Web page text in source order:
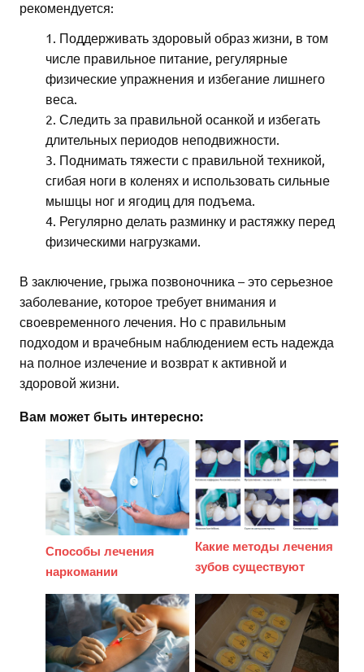
рекомендуется:
Поддерживать здоровый образ жизни, в том
числе правильное питание, регулярные
физические упражнения и избегание лишнего
веса.
Следить за правильной осанкой и избегать
длительных периодов неподвижности.
Поднимать тяжести с правильной техникой,
сгибая ноги в коленях и использовать сильные
мышцы ног и ягодиц для подъема.
Регулярно делать разминку и растяжку перед
физическими нагрузками.
В заключение, грыжа позвоночника – это серьезное
заболевание, которое требует внимания и
своевременного лечения. Но с правильным
подходом и врачебным наблюдением есть надежда
на полное излечение и возврат к активной и
здоровой жизни.
Вам может быть интересно:
Способы лечения
наркомании
Какие методы лечения
зубов существуют